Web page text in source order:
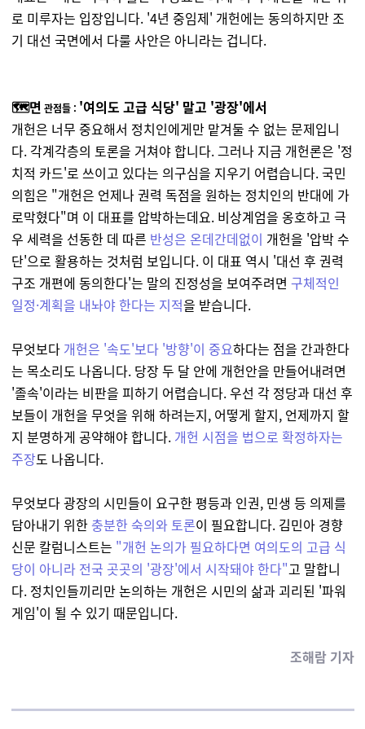
로 미루자는 입장입니다. '4년 중임제' 개헌에는 동의하지만 조
기 대선 국면에서 다룰 사안은 아니라는 겁니다.
🗺️면 관점들 : '여의도 고급 식당' 말고 '광장'에서
개헌은 너무 중요해서 정치인에게만 맡겨둘 수 없는 문제입니
다. 각계각층의 토론을 거쳐야 합니다. 그러나 지금 개헌론은 '정
치적 카드'로 쓰이고 있다는 의구심을 지우기 어렵습니다. 국민
의힘은 "개헌은 언제나 권력 독점을 원하는 정치인의 반대에 가
로막혔다"며 이 대표를 압박하는데요. 비상계엄을 옹호하고 극
우 세력을 선동한 데 따른 반성은 온데간데없이 개헌을 '압박 수
단'으로 활용하는 것처럼 보입니다. 이 대표 역시 '대선 후 권력
구조 개편에 동의한다'는 말의 진정성을 보여주려면 구체적인
일정·계획을 내놔야 한다는 지적을 받습니다.
무엇보다 개헌은 '속도'보다 '방향'이 중요하다는 점을 간과한다
는 목소리도 나옵니다. 당장 두 달 안에 개헌안을 만들어내려면
'졸속'이라는 비판을 피하기 어렵습니다. 우선 각 정당과 대선 후
보들이 개헌을 무엇을 위해 하려는지, 어떻게 할지, 언제까지 할
지 분명하게 공약해야 합니다. 개헌 시점을 법으로 확정하자는
주장도 나옵니다.
무엇보다 광장의 시민들이 요구한 평등과 인권, 민생 등 의제를
담아내기 위한충분한 숙의와 토론이 필요합니다. 김민아 경향
신문 칼럼니스트는 "개헌 논의가 필요하다면 여의도의 고급 식
당이 아니라 전국 곳곳의 '광장'에서 시작돼야 한다"고 말합니
다. 정치인들끼리만 논의하는 개헌은 시민의 삶과 괴리된 '파워
게임'이 될 수 있기 때문입니다.
조해람 기자